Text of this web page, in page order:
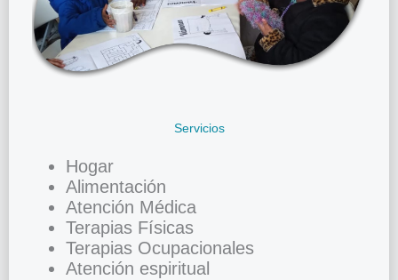
Servicios
Hogar
Alimentación
Atención Médica
Terapias Físicas
Terapias Ocupacionales
Atención espiritual